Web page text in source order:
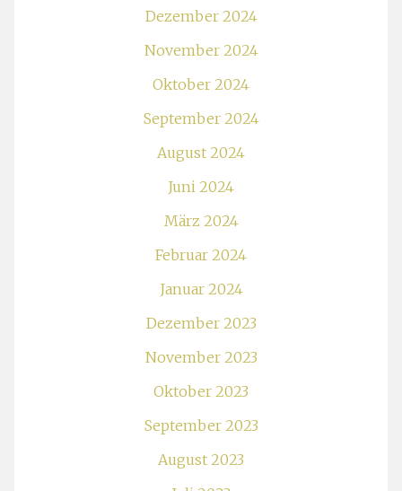
Dezember 2024
November 2024
Oktober 2024
September 2024
August 2024
Juni 2024
März 2024
Februar 2024
Januar 2024
Dezember 2023
November 2023
Oktober 2023
September 2023
August 2023